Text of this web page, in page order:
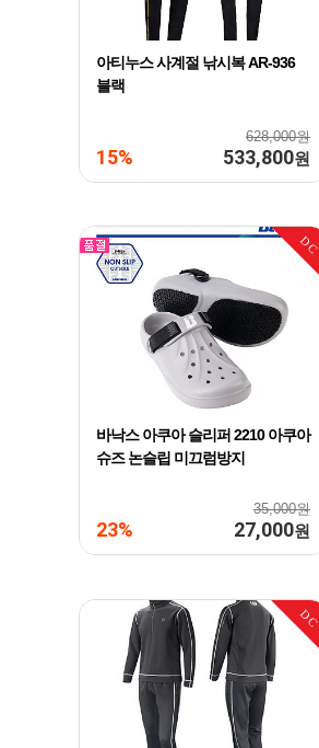
아티누스 사계절 낚시복 AR-936
블랙
628,000원
15% 533,800원
DC
바낙스 아쿠아 슬리퍼 2210 아쿠아
슈즈 논슬립 미끄럼방지
35,000원
23% 27,000원
DC